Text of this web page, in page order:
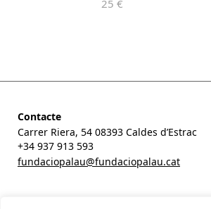
25 €
Contacte
Carrer Riera, 54 08393 Caldes d’Estrac
+34 937 913 593
fundaciopalau@fundaciopalau.cat